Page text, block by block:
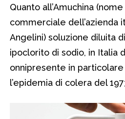
Quanto all’Amuchina (nome
commerciale dell’azienda
Angelini) soluzione diluita di
ipoclorito di sodio, in Italia
onnipresente in
l’epidemia di colera del